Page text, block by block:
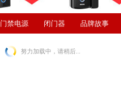
门禁电源 闭门器 品牌故事
努力加载中，请稍后...